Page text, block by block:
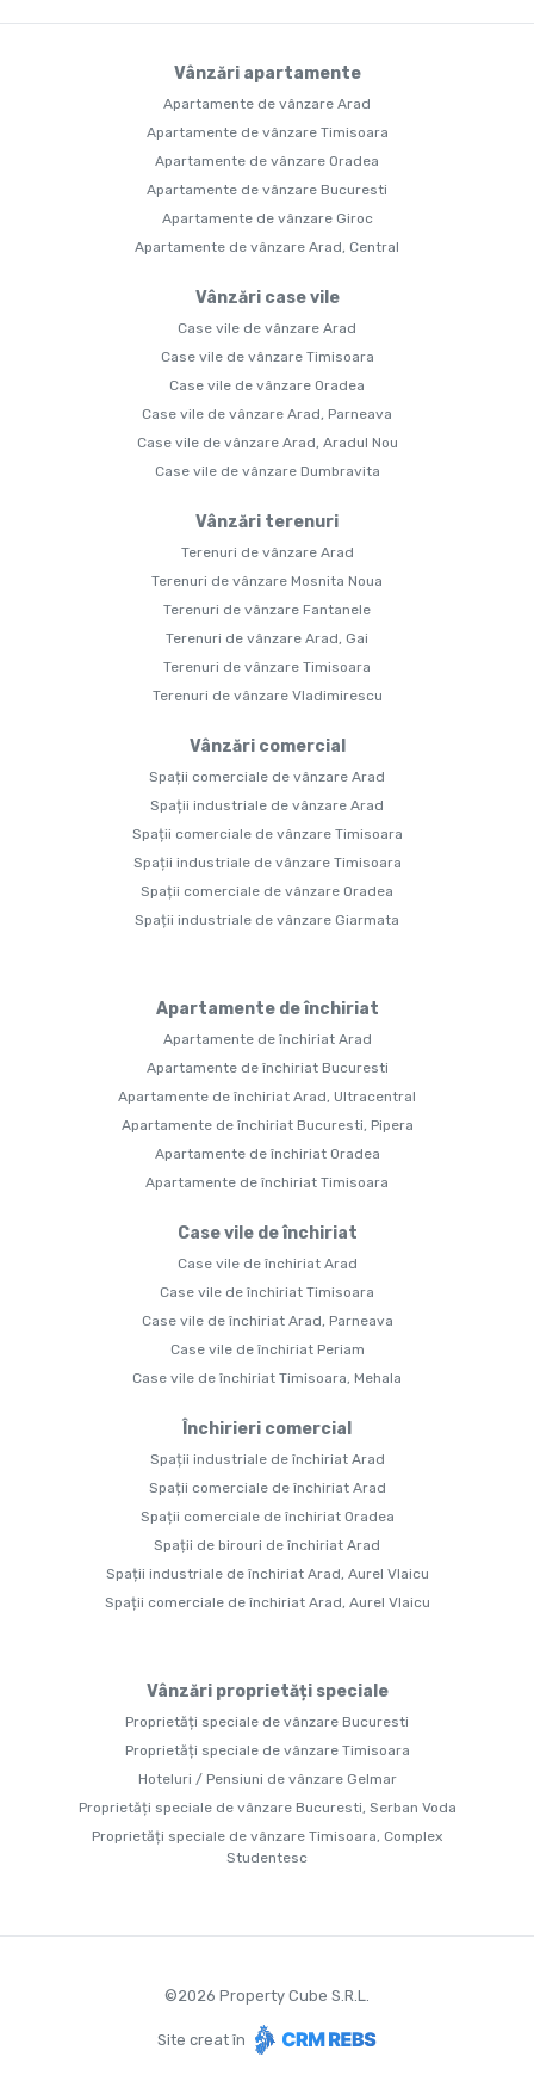
Vânzări apartamente
Apartamente de vânzare Arad
Apartamente de vânzare Timisoara
Apartamente de vânzare Oradea
Apartamente de vânzare Bucuresti
Apartamente de vânzare Giroc
Apartamente de vânzare Arad, Central
Vânzări case vile
Case vile de vânzare Arad
Case vile de vânzare Timisoara
Case vile de vânzare Oradea
Case vile de vânzare Arad, Parneava
Case vile de vânzare Arad, Aradul Nou
Case vile de vânzare Dumbravita
Vânzări terenuri
Terenuri de vânzare Arad
Terenuri de vânzare Mosnita Noua
Terenuri de vânzare Fantanele
Terenuri de vânzare Arad, Gai
Terenuri de vânzare Timisoara
Terenuri de vânzare Vladimirescu
Vânzări comercial
Spații comerciale de vânzare Arad
Spații industriale de vânzare Arad
Spații comerciale de vânzare Timisoara
Spații industriale de vânzare Timisoara
Spații comerciale de vânzare Oradea
Spații industriale de vânzare Giarmata
Apartamente de închiriat
Apartamente de închiriat Arad
Apartamente de închiriat Bucuresti
Apartamente de închiriat Arad, Ultracentral
Apartamente de închiriat Bucuresti, Pipera
Apartamente de închiriat Oradea
Apartamente de închiriat Timisoara
Case vile de închiriat
Case vile de închiriat Arad
Case vile de închiriat Timisoara
Case vile de închiriat Arad, Parneava
Case vile de închiriat Periam
Case vile de închiriat Timisoara, Mehala
Închirieri comercial
Spații industriale de închiriat Arad
Spații comerciale de închiriat Arad
Spații comerciale de închiriat Oradea
Spații de birouri de închiriat Arad
Spații industriale de închiriat Arad, Aurel Vlaicu
Spații comerciale de închiriat Arad, Aurel Vlaicu
Vânzări proprietăți speciale
Proprietăți speciale de vânzare Bucuresti
Proprietăți speciale de vânzare Timisoara
Hoteluri / Pensiuni de vânzare Gelmar
Proprietăți speciale de vânzare Bucuresti, Serban Voda
Proprietăți speciale de vânzare Timisoara, Complex
Studentesc
©2026 Property Cube S.R.L.
Site creat în